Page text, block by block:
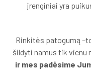
įrenginiai yra
Rinkitės patogumą
šildyti namus tik vienu
ir mes padėsime